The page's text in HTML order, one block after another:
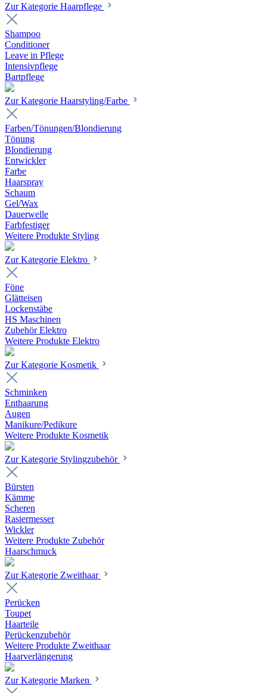
Zur Kategorie Haarpflege
Shampoo
Conditioner
Leave in Pflege
Intensivpflege
Bartpflege
Zur Kategorie Haarstyling/Farbe
Farben/Tönungen/Blondierung
Tönung
Blondierung
Entwickler
Farbe
Haarspray
Schaum
Gel/Wax
Dauerwelle
Farbfestiger
Weitere Produkte Styling
Zur Kategorie Elektro
Föne
Glätteisen
Lockenstäbe
HS Maschinen
Zubehör Elektro
Weitere Produkte Elektro
Zur Kategorie Kosmetik
Schminken
Enthaarung
Augen
Manikure/Pedikure
Weitere Produkte Kosmetik
Zur Kategorie Stylingzubehör
Bürsten
Kämme
Scheren
Rasiermesser
Wickler
Weitere Produkte Zubehör
Haarschmuck
Zur Kategorie Zweithaar
Perücken
Toupet
Haarteile
Perückenzubehör
Weitere Produkte Zweithaar
Haarverlängerung
Zur Kategorie Marken